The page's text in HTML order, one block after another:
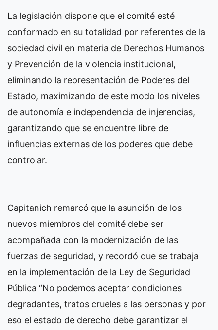
La legislación dispone que el comité esté
conformado en su totalidad por referentes de la
sociedad civil en materia de Derechos Humanos
y Prevención de la violencia institucional,
eliminando la representación de Poderes del
Estado, maximizando de este modo los niveles
de autonomía e independencia de injerencias,
garantizando que se encuentre libre de
influencias externas de los poderes que debe
controlar.
Capitanich remarcó que la asunción de los
nuevos miembros del comité debe ser
acompañada con la modernización de las
fuerzas de seguridad, y recordó que se trabaja
en la implementación de la Ley de Seguridad
Pública “No podemos aceptar condiciones
degradantes, tratos crueles a las personas y por
eso el estado de derecho debe garantizar el